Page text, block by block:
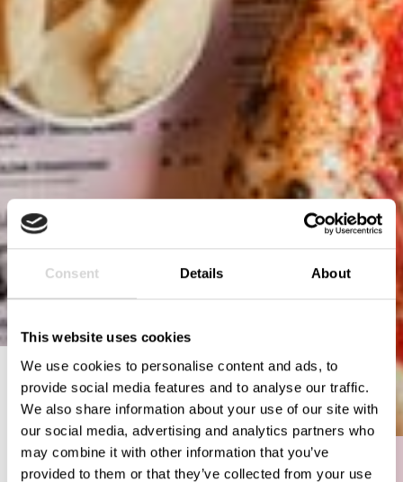
Consent Details About
This website uses cookies
We use cookies to personalise content and ads, to
provide social media features and to analyse our traffic.
We also share information about your use of our site with
our social media, advertising and analytics partners who
may combine it with other information that you’ve
provided to them or that they’ve collected from your use
WE HAVE A NEW BEPPE MENU
NEWSAPRIL 4, 2023